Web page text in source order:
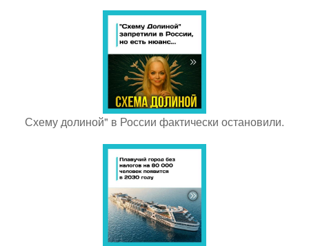
Схему долиной" в России фактически остановили.